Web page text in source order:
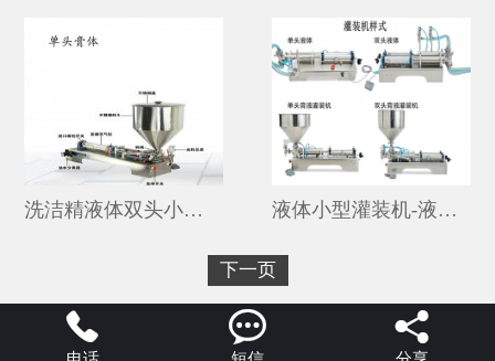
洗洁精液体双头小型半自动灌装机价格 液体小型灌装机-液体小型灌装机全自动
下一页
  